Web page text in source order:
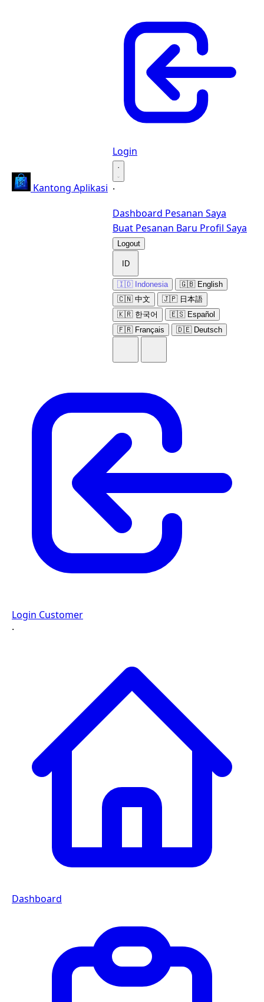
Kantong Aplikasi
Login
·
·
Dashboard Pesanan Saya
Buat Pesanan Baru Profil Saya
Logout
ID
🇮🇩 Indonesia
🇬🇧 English
🇨🇳 中文
🇯🇵 日本語
🇰🇷 한국어
🇪🇸 Español
🇫🇷 Français
🇩🇪 Deutsch
Login Customer
·
Dashboard